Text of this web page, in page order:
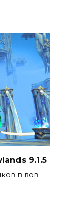
9.1.5
в вов